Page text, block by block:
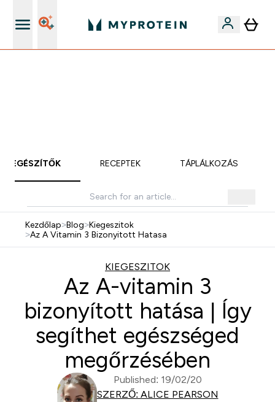
KIEGÉSZÍTŐK RECEPTEK TÁPLÁLKOZÁS
Kezdőlap>Blog>Kiegeszitok
>Az A Vitamin 3 Bizonyitott Hatasa
KIEGESZITOK
Az A-vitamin 3
bizonyított hatása | Így
segíthet egészséged
megőrzésében
Published: 19/02/20
SZERZŐ: ALICE PEARSON